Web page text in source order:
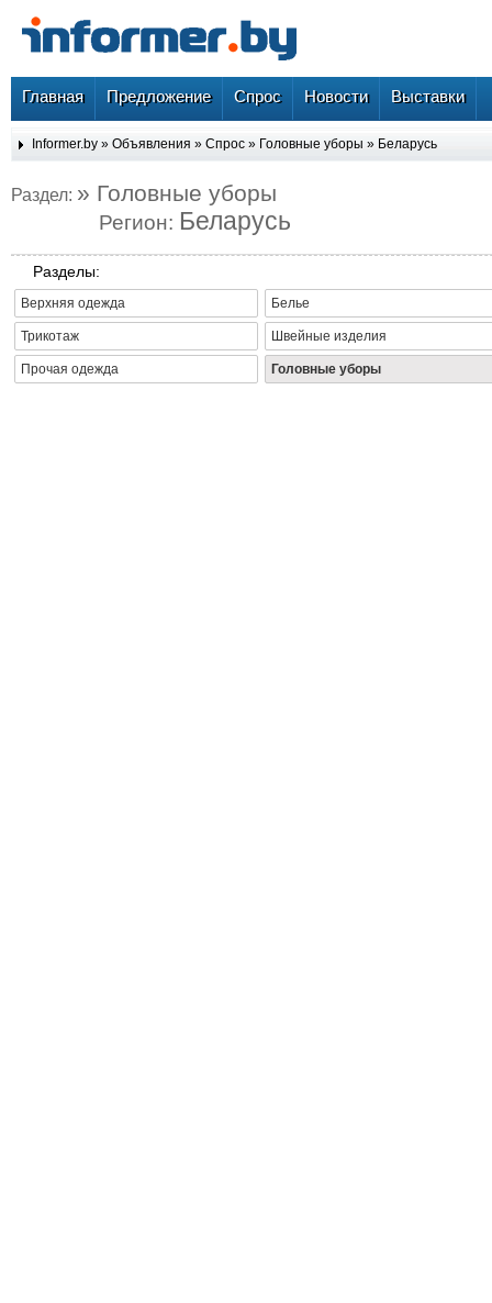
Главная Предложение Спрос Новости Выставки
Informer.by » Объявления » Спрос » Головные уборы » Беларусь
Раздел: » Головные уборы
Регион: Беларусь
Разделы:
Верхняя одежда Белье
Трикотаж Швейные изделия
Прочая одежда Головные уборы